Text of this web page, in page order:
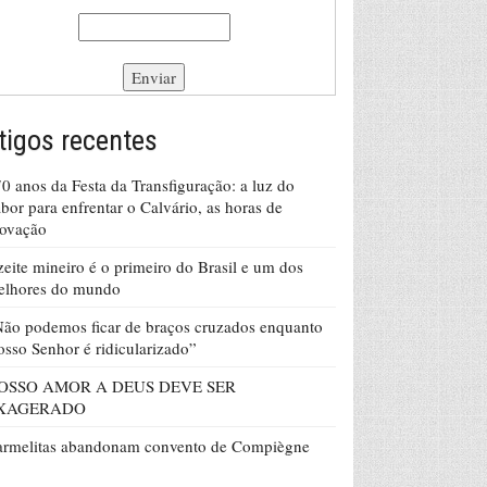
recentes
anos da Festa da Transfiguração: a luz do
para enfrentar o Calvário, as horas de
mineiro é o primeiro do Brasil e um dos
do mundo
podemos ficar de braços cruzados enquanto
Senhor é ridicularizado”
AMOR A DEUS DEVE SER
abandonam convento de Compiègne